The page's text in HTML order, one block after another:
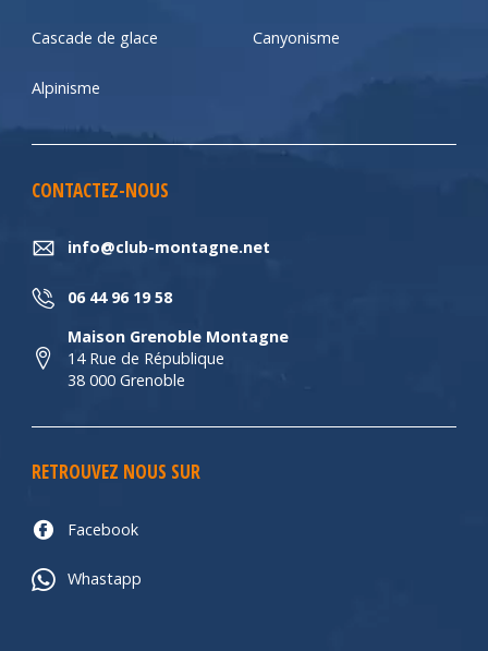
Cascade de glace Canyonisme
Alpinisme
CONTACTEZ-NOUS
info@club-montagne.net
06 44 96 19 58
Maison Grenoble Montagne
14 Rue de République
38 000 Grenoble
RETROUVEZ NOUS SUR
Facebook
Whastapp